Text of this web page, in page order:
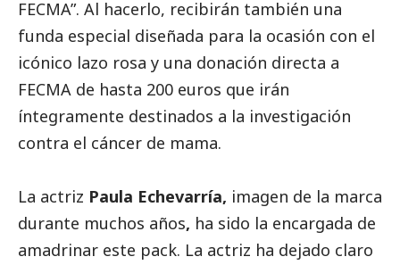
FECMA”. Al hacerlo, recibirán también una
funda especial diseñada para la ocasión con el
icónico lazo rosa y una donación directa a
FECMA de hasta 200 euros que irán
íntegramente destinados a la investigación
contra el cáncer de mama.
La actriz Paula Echevarría, imagen de la marca
durante muchos años, ha sido la encargada de
amadrinar este pack. La actriz ha dejado claro